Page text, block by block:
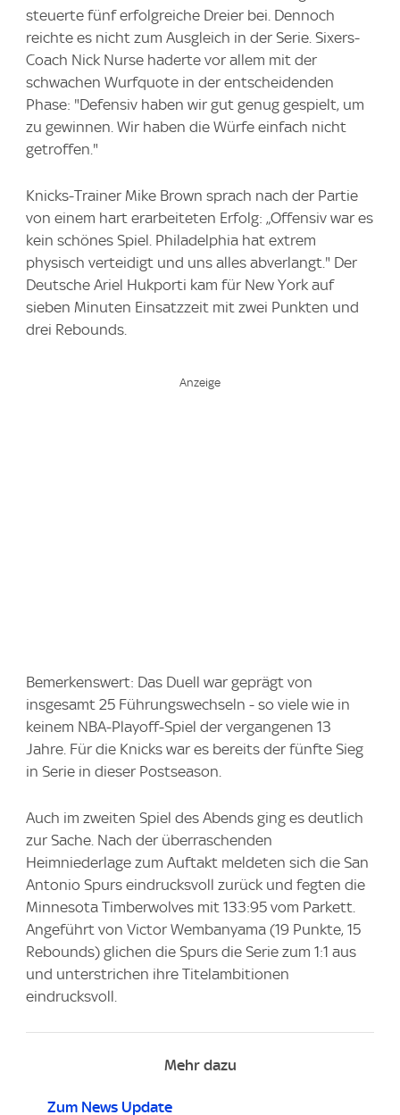
steuerte fünf erfolgreiche Dreier bei. Dennoch
reichte es nicht zum Ausgleich in der Serie. Sixers-
Coach Nick Nurse haderte vor allem mit der
schwachen Wurfquote in der entscheidenden
Phase: "Defensiv haben wir gut genug gespielt, um
zu gewinnen. Wir haben die Würfe einfach nicht
getroffen."
Knicks-Trainer Mike Brown sprach nach der Partie
von einem hart erarbeiteten Erfolg: „Offensiv war es
kein schönes Spiel. Philadelphia hat extrem
physisch verteidigt und uns alles abverlangt." Der
Deutsche Ariel Hukporti kam für New York auf
sieben Minuten Einsatzzeit mit zwei Punkten und
drei Rebounds.
Bemerkenswert: Das Duell war geprägt von
insgesamt 25 Führungswechseln - so viele wie in
keinem NBA-Playoff-Spiel der vergangenen 13
Jahre. Für die Knicks war es bereits der fünfte Sieg
in Serie in dieser Postseason.
Auch im zweiten Spiel des Abends ging es deutlich
zur Sache. Nach der überraschenden
Heimniederlage zum Auftakt meldeten sich die San
Antonio Spurs eindrucksvoll zurück und fegten die
Minnesota Timberwolves mit 133:95 vom Parkett.
Angeführt von Victor Wembanyama (19 Punkte, 15
Rebounds) glichen die Spurs die Serie zum 1:1 aus
und unterstrichen ihre Titelambitionen
eindrucksvoll.
Mehr dazu
Zum News Update